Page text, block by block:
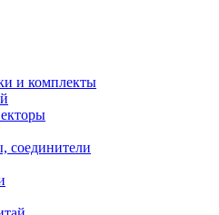
и комплекты
соединители